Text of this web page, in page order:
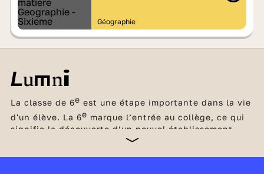
Géographie
La classe de 6e est une étape importante dans la vie
d'un élève. La 6e marque l’entrée au collège, ce qui
signifie la découverte d’un nouvel établissement,
d’une nouvelle organisation avec un emploi du